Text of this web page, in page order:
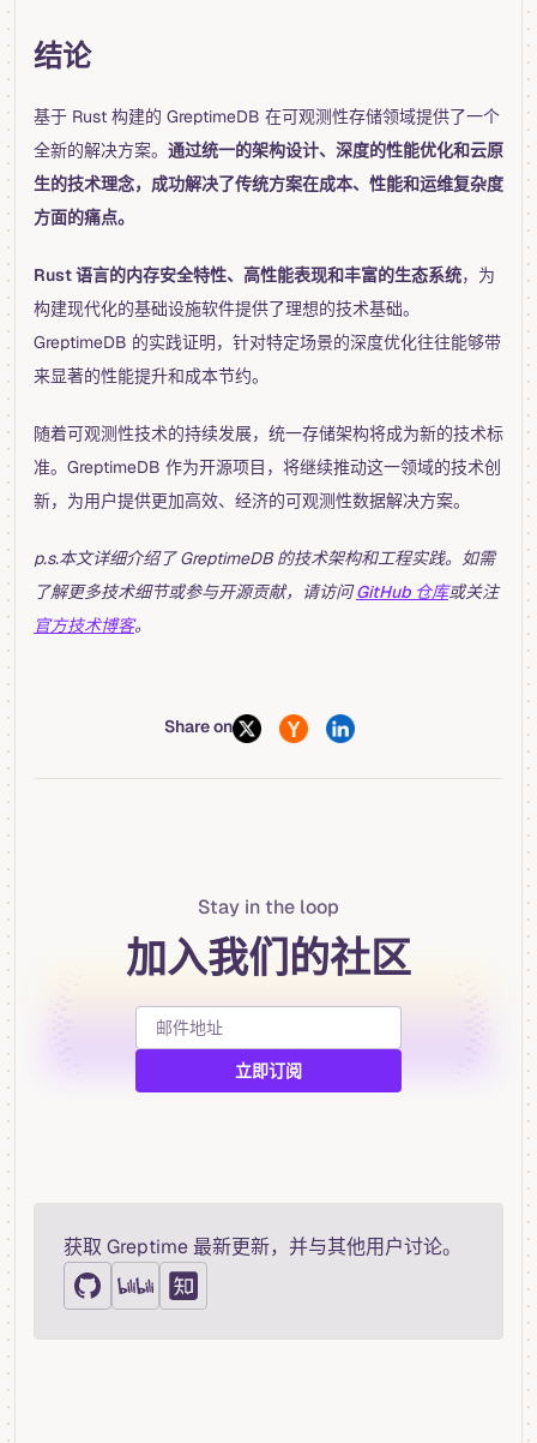
结论
基于 Rust 构建的 GreptimeDB 在可观测性存储领域提供了一个
全新的解决方案。 通过统一的架构设计、深度的性能优化和云原
生的技术理念，成功解决了传统方案在成本、性能和运维复杂度
方面的痛点。
Rust 语言的内存安全特性、高性能表现和丰富的生态系统，为
构建现代化的基础设施软件提供了理想的技术基础。
GreptimeDB 的实践证明，针对特定场景的深度优化往往能够带
来显著的性能提升和成本节约。
随着可观测性技术的持续发展，统一存储架构将成为新的技术标
准。GreptimeDB 作为开源项目，将继续推动这一领域的技术创
新，为用户提供更加高效、经济的可观测性数据解决方案。
p.s.本文详细介绍了 GreptimeDB 的技术架构和工程实践。如需
了解更多技术细节或参与开源贡献，请访问GitHub 仓库或关注
官方技术博客。
Share on
Stay in the loop
加入我们的社区
获取 Greptime 最新更新，并与其他用户讨论。